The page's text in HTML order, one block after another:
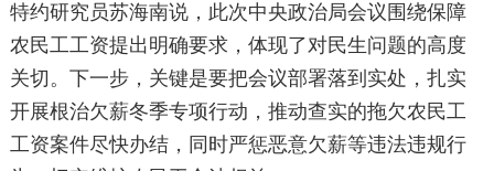
特约研究员苏海南说，此次中央政治局会议围绕保障
农民工工资提出明确要求，体现了对民生问题的高度
关切。下一步，关键是要把会议部署落到实处，扎实
开展根治欠薪冬季专项行动，推动查实的拖欠农民工
工资案件尽快办结，同时严惩恶意欠薪等违法违规行